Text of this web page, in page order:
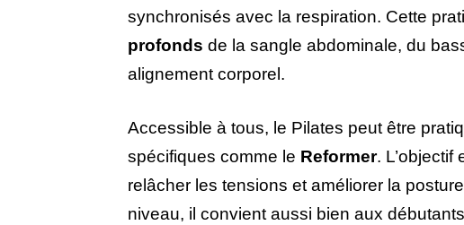
synchronisés avec la respiration. Cette
profonds de la sangle abdominale, du
alignement corporel.
Accessible à tous, le Pilates peut être
spécifiques comme le Reformer. L’objectif
relâcher les tensions et améliorer la
niveau, il convient aussi bien aux